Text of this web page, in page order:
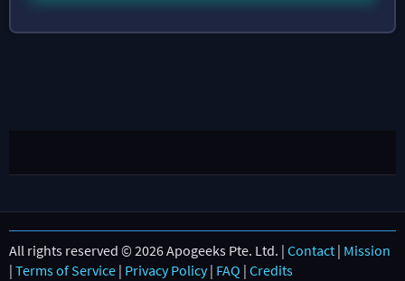
All rights reserved © 2026 Apogeeks Pte. Ltd. | Contact | Mission
| Terms of Service | Privacy Policy| FAQ | Credits